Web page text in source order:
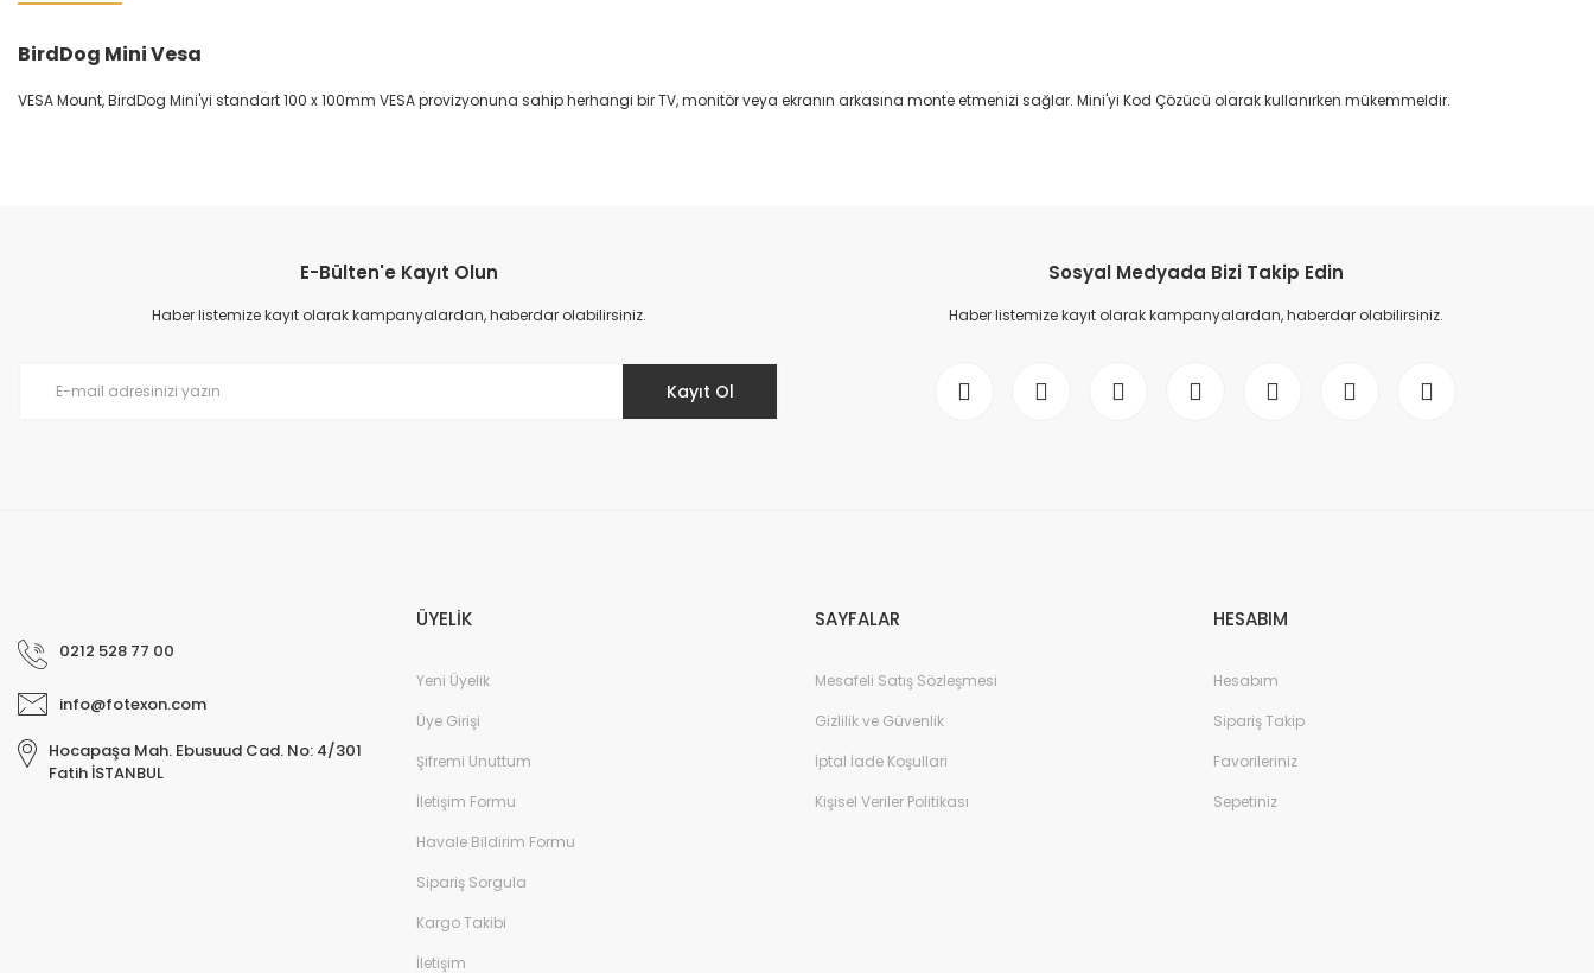
BirdDog Mini Vesa
VESA Mount, BirdDog Mini'yi standart 100 x 100mm VESA provizyonuna sahip herhangi bir TV, monitör veya ekranın arkasına monte etmenizi sağlar. Mini'yi Kod Çözücü olarak kullanırken mükemmeldir.
Ürün resmi kalitesiz, bozuk veya görüntülenemiyor.
Ürün açıklamasında eksik bilgiler bulunuyor.
E-Bülten'e Kayıt Olun
Haber listemize kayıt olarak kampanyalardan, haberdar olabilirsiniz.
Kayıt Ol
Sosyal Medyada Bizi Takip Edin
Haber listemize kayıt olarak kampanyalardan, haberdar olabilirsiniz.
0212 528 77 00
info@fotexon.com
Hocapaşa Mah. Ebusuud Cad. No: 4/301
Fatih İSTANBUL
ÜYELİK
Yeni Üyelik
Üye Girişi
Şifremi Unuttum
İletişim Formu
Havale Bildirim Formu
Sipariş Sorgula
Kargo Takibi
İletişim
SAYFALAR
Mesafeli Satış Sözleşmesi
Gizlilik ve Güvenlik
İptal İade Koşullari
Kişisel Veriler Politikası
HESABIM
Hesabım
Sipariş Takip
Favorileriniz
Sepetiniz